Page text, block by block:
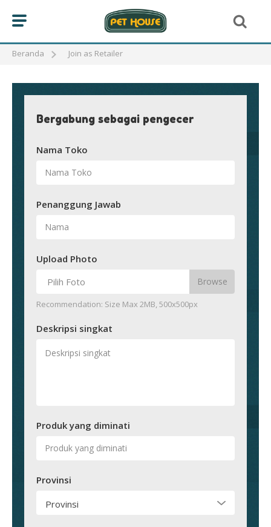
Beranda Join as Retailer
Bergabung sebagai pengecer
Nama Toko
Penanggung Jawab
Upload Photo
Pilih Foto
Recommendation: Size Max 2MB, 500x500px
Deskripsi singkat
Produk yang diminati
Provinsi
Provinsi